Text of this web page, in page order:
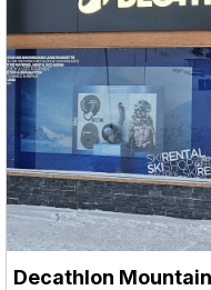
Decathlon